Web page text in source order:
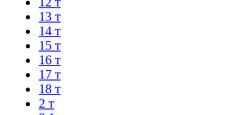
13 т
14 т
15 т
16 т
17 т
18 т
2 т